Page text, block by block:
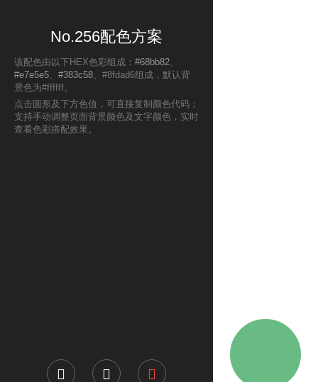
No.256配色方案
该配色由以下HEX色彩组成： #68bb82、
#e7e5e5、 #383c58、#8fdad6组成，默认背
景色为#ffffff。
点击圆形及下方色值，可直接复制颜色代码；
支持手动调整页面背景颜色及文字颜色，实时
查看色彩搭配效果。